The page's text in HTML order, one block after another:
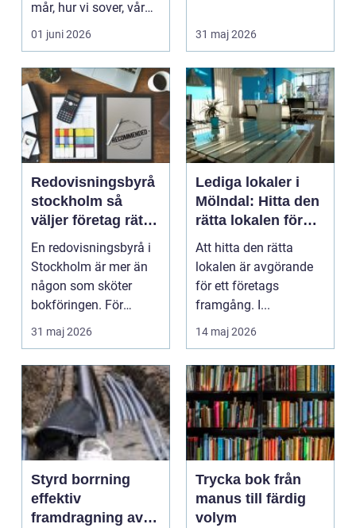
mår, hur vi sover, vår
vikt, vår energ...
01 juni 2026 31 maj 2026
Redovisningsbyrå
stockholm så
väljer företag rätt
partner för
ekonomin
En redovisningsbyrå i
Stockholm är mer än
någon som sköter
bokföringen. För
många företag
fungerar b...
31 maj 2026
Lediga lokaler i
Mölndal: Hitta den
rätta lokalen för
ditt företag
Att hitta den rätta
lokalen är avgörande
för ett företags
framgång. I...
14 maj 2026
Styrd borrning
effektiv
framdragning av
Trycka bok från
manus till färdig
volym